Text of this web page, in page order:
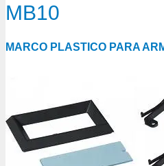
MB10
MARCO PLASTICO PARA